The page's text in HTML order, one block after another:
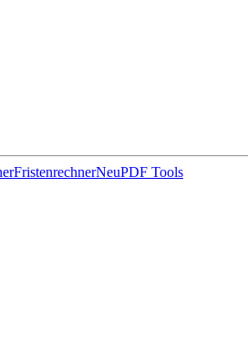
FristenrechnerNeuPDF Tools